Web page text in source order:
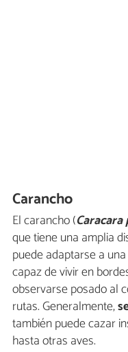
Carancho
El carancho (
que tiene una amplia
puede adaptarse a
capaz de vivir en
observarse posado al
rutas. Generalmente,
también puede cazar
hasta otras aves.